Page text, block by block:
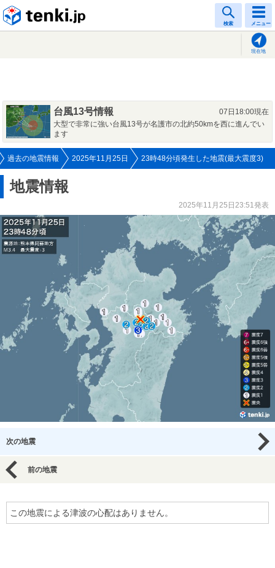
検索 メニュー
現在地
台風13号情報
07日18:00現在
大型で非常に強い台風13号が名護市の北約50kmを西に進んでい
ます
過去の地震情報 2025年11月25日 23時48分頃発生した地震(最大震度3)
地震情報
2025年11月25日23:51発表
次の地震
前の地震
この地震による津波の心配はありません。